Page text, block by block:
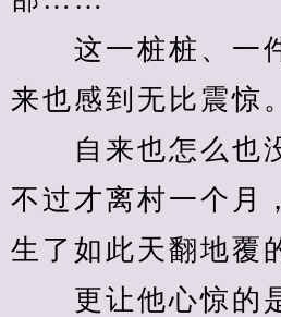
这一桩桩、一件
来也感到无比震惊。
自来也怎么也
不过才离村一个月
生了如此天翻地覆
更让他心惊的是